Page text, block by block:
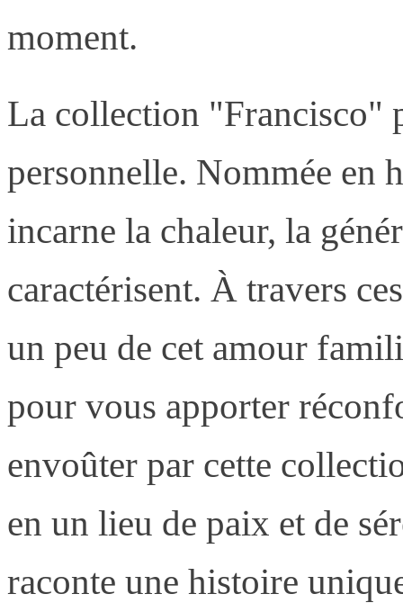
moment.
La collection "Francisco"
personnelle. Nommée en
incarne la chaleur, la
caractérisent. À travers
un peu de cet amour
pour vous apporter
envoûter par cette
en un lieu de paix et de
raconte une histoire